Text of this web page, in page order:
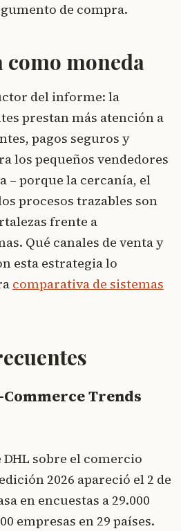
de compra.
como moneda
del informe: la
prestan más atención a
pagos seguros y
los pequeños vendedores
– porque la cercanía, el
procesos trazables son
frente a
Qué canales de venta y
esta estrategia lo
comparativa de sistemas
Commerce Trends
sobre el comercio
2026 apareció el 2 de
en encuestas a 29.000
empresas en 29 países.